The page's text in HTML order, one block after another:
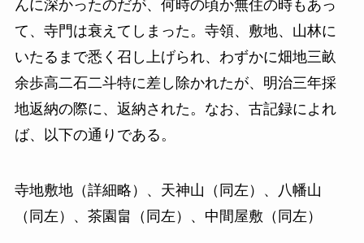
んに深かったのだが、何時の頃か無住の時もあっ
て、寺門は衰えてしまった。寺領、敷地、山林に
いたるまで悉く召し上げられ、わずかに畑地三畝
余歩高二石二斗特に差し除かれたが、明治三年採
地返納の際に、返納された。なお、古記録によれ
ば、以下の通りである。
寺地敷地（詳細略）、天神山（同左）、八幡山
（同左）、茶園畠（同左）、中間屋敷（同左）